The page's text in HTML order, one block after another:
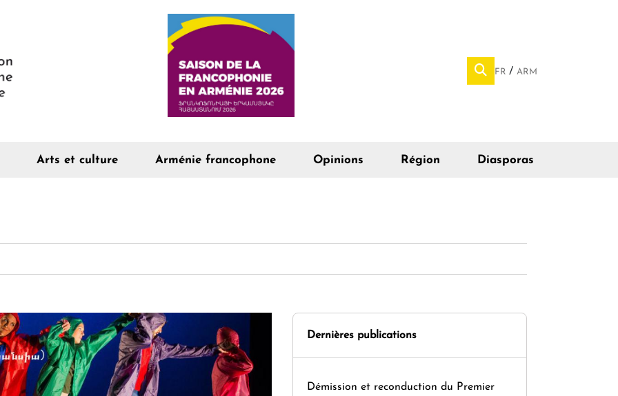
FR ARM
Arts et culture Arménie francophone Opinions Région Diasporas
Dernières publications
Démission et reconduction du Premier